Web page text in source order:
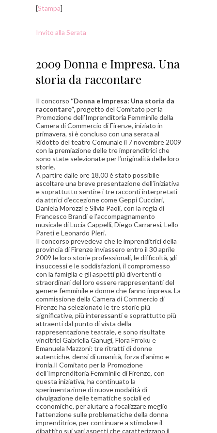
[Stampa]
Invito alla Serata
2009 Donna e Impresa. Una
storia da raccontare
Il concorso “Donna e Impresa: Una storia da
raccontare”,progetto del Comitato per la
Promozione dell’Imprenditoria Femminile della
Camera di Commercio di Firenze, iniziato in
primavera, si è concluso con una serata al
Ridotto del teatro Comunale il 7 novembre 2009
con la premiazione delle tre imprenditrici che
sono state selezionate per l’originalità delle loro
storie.
A partire dalle ore 18,00 è stato possibile
ascoltare una breve presentazione dell’iniziativa
e soprattutto sentire i tre racconti interpretati
da attrici d’eccezione come Geppi Cucciari,
Daniela Morozzi e Silvia Paoli, con la regia di
Francesco Brandi e l’accompagnamento
musicale di Lucia Cappelli, Diego Carraresi, Lello
Pareti e Leonardo Pieri.
Il concorso prevedeva che le imprenditrici della
provincia di Firenze inviassero entro il 30 aprile
2009 le loro storie professionali, le difficoltà, gli
insuccessi e le soddisfazioni, il compromesso
con la famiglia e gli aspetti più divertenti o
straordinari del loro essere rappresentanti del
genere femminile e donne che fanno impresa. La
commissione della Camera di Commercio di
Firenze ha selezionato le tre storie più
significative, più interessanti e soprattutto più
attraenti dal punto di vista della
rappresentazione teatrale, e sono risultate
vincitrici Gabriella Ganugi, Flora Frroku e
Emanuela Mazzoni: tre ritratti di donne
autentiche, densi di umanità, forza d’animo e
ironia.Il Comitato per la Promozione
dell’Imprenditoria Femminile di Firenze, con
questa iniziativa, ha continuato la
sperimentazione di nuove modalità di
divulgazione delle tematiche sociali ed
economiche, per aiutare a focalizzare meglio
l’attenzione sulle problematiche della donna
imprenditrice, per continuare a stimolare il
dibattito sui vari aspetti che caratterizzano il